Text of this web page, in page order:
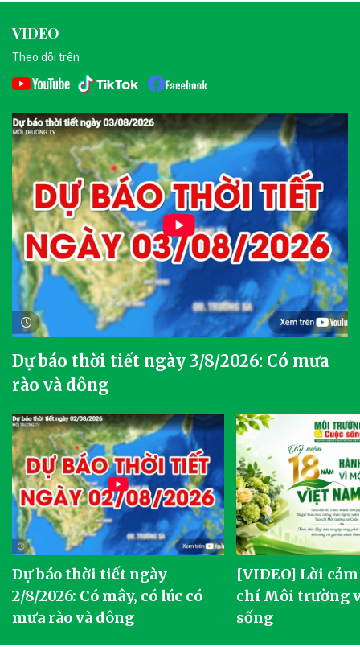
VIDEO
Theo dõi trên
Dự báo thời tiết ngày 3/8/2026: Có mưa
rào và dông
Dự báo thời tiết ngày
2/8/2026: Có mây, có lúc có
mưa rào và dông
[VIDEO] Lời
chí Môi trường
sống